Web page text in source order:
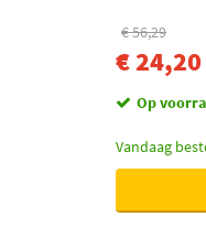
€ 56,29
€ 24,20
Op
Vandaag